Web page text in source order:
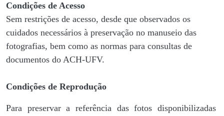
Condições de Acesso
Sem restrições de acesso, desde que observados os
cuidados necessários à preservação no manuseio das
fotografias, bem como as normas para consultas de
documentos do ACH-UFV.
Condições de Reprodução
Para preservar a referência das fotos disponibilizadas